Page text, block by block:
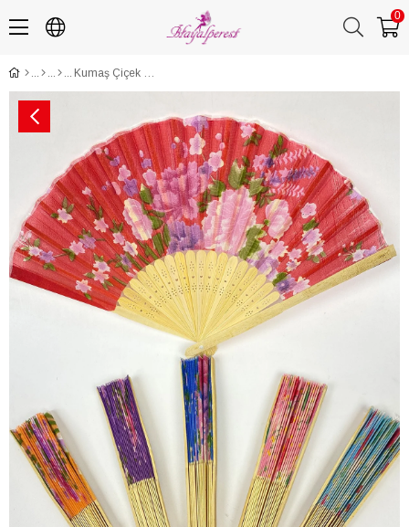
0
Kumaş Çiçek Desenli Dağıtmalık Ahşap Yelpaze 100 Adet